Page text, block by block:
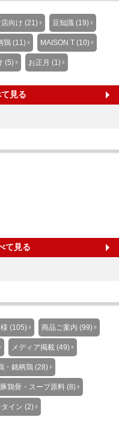
向け (21) 豆知識 (19)
鶏 (11) MAISON T (10)
(5) お正月 (1)
見る
て見る
(105) 商品ご案内 (99)
メディア掲載 (49)
・銘柄鶏 (28)
豚鶏骨・スープ原料 (8)
イン (2)